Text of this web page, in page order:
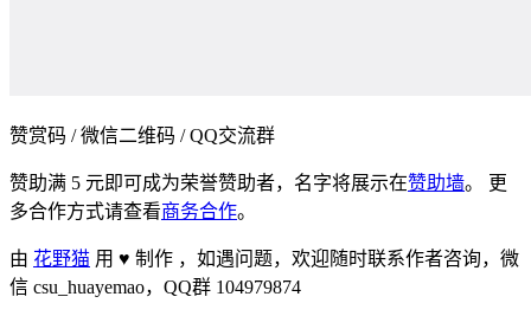
赞赏码 / 微信二维码 / QQ交流群
赞助满 5 元即可成为荣誉赞助者，名字将展示在赞助墙。 更
多合作方式请查看商务合作。
由 花野猫 用 ♥ 制作 ， 如遇问题，欢迎随时联系作者咨询，微
信 csu_huayemao，QQ群 104979874